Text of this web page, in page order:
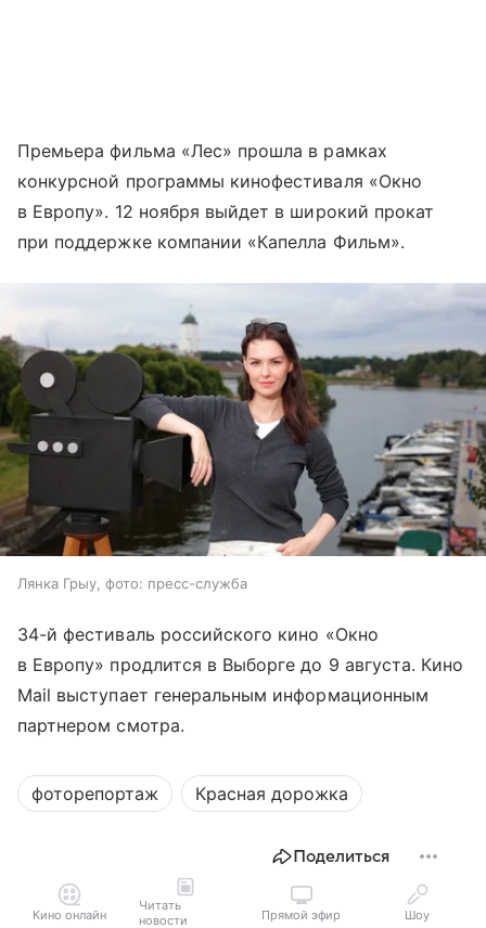
Премьера фильма «Лес» прошла в рамках
конкурсной программы кинофестиваля «Окно
в Европу». 12 ноября выйдет в широкий прокат
при поддержке компании «Капелла Фильм».
Лянка Грыу, фото: пресс-служба
34-й фестиваль российского кино «Окно
в Европу» продлится в Выборге до 9 августа. Кино
Mail выступает генеральным информационным
партнером смотра.
фоторепортаж Красная дорожка
Поделиться
Кино онлайн
Читать
новости
Прямой эфир Шоу